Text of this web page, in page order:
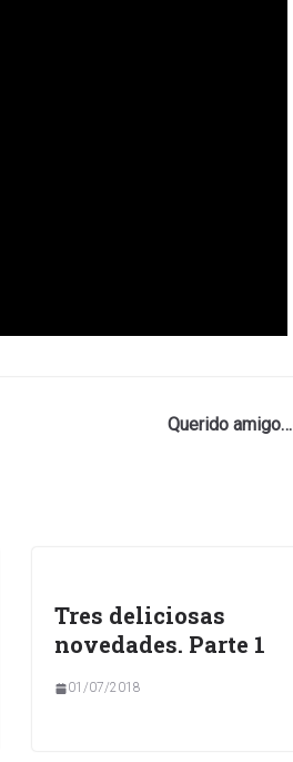
Querido amigo…
Tres deliciosas
novedades. Parte 1
01/07/2018